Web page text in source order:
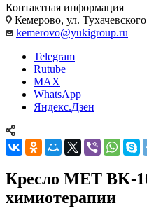
Контактная информация
Кемерово, ул.
kemerovo@yukigroup.ru
Telegram
Rutube
MAX
WhatsApp
Яндекс.Дзен
Кресло MET BK-
химиотерапии